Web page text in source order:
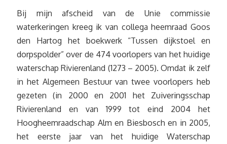
Bij mijn afscheid van de Unie commissie
waterkeringen kreeg ik van collega heemraad Goos
den Hartog het boekwerk “Tussen dijkstoel en
dorpspolder” over de 474 voorlopers van het huidige
waterschap Rivierenland (1273 – 2005). Omdat ik zelf
in het Algemeen Bestuur van twee voorlopers heb
gezeten (in 2000 en 2001 het Zuiveringsschap
Rivierenland en van 1999 tot eind 2004 het
Hoogheemraadschap Alm en Biesbosch en in 2005,
het eerste jaar van het huidige Waterschap